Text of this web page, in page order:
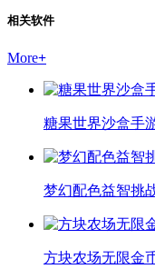
相关软件
More+
糖果世界沙盒手
梦幻配色益智挑
方块农场无限金